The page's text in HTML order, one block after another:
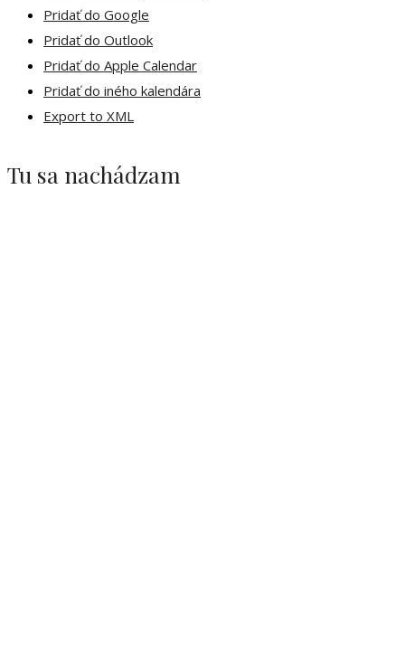
Pridať do Google
Pridať do Outlook
Pridať do Apple Calendar
Pridať do iného kalendára
Export to XML
Tu sa nachádzam